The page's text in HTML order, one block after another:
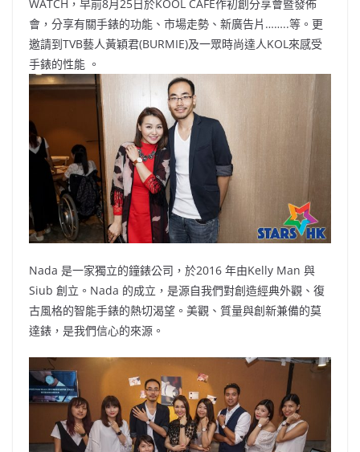
o
o
k
b
o
p
p
n
k
WATCH，早前8月25日於KOOL CAFÉ作初創分享會暨發佈
會，分享有關手錶的功能、市場走勢、新廣告片……..等。更
邀請到TVB藝人黃穎君(BURMIE)及一眾時尚達人KOL來感受
手錶的性能 。
Nada 是一家獨立的鐘錶公司，於2016 年由Kelly Man 與
Siub 創立。Nada 的成立，是源自我們對創造經典外觀、復
古風格的智能手錶的熱切渴望。美觀、質量與創新兼備的莫
達錶，是我們信心的來源。